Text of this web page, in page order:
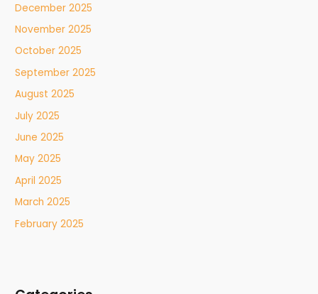
December 2025
November 2025
October 2025
September 2025
August 2025
July 2025
June 2025
May 2025
April 2025
March 2025
February 2025